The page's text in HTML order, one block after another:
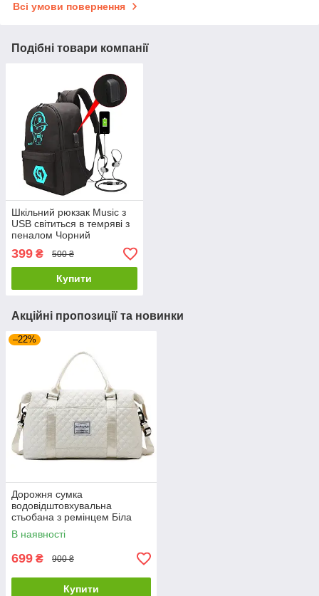
Всі умови повернення
Подібні товари компанії
Шкільний рюкзак Music з
USB світиться в темряві з
пеналом Чорний
399 ₴ 500 ₴
Купити
Акційні пропозиції та новинки
–22%
Дорожня сумка
водовідштовхувальна
стьобана з ремінцем Біла
В наявності
699 ₴ 900 ₴
Купити